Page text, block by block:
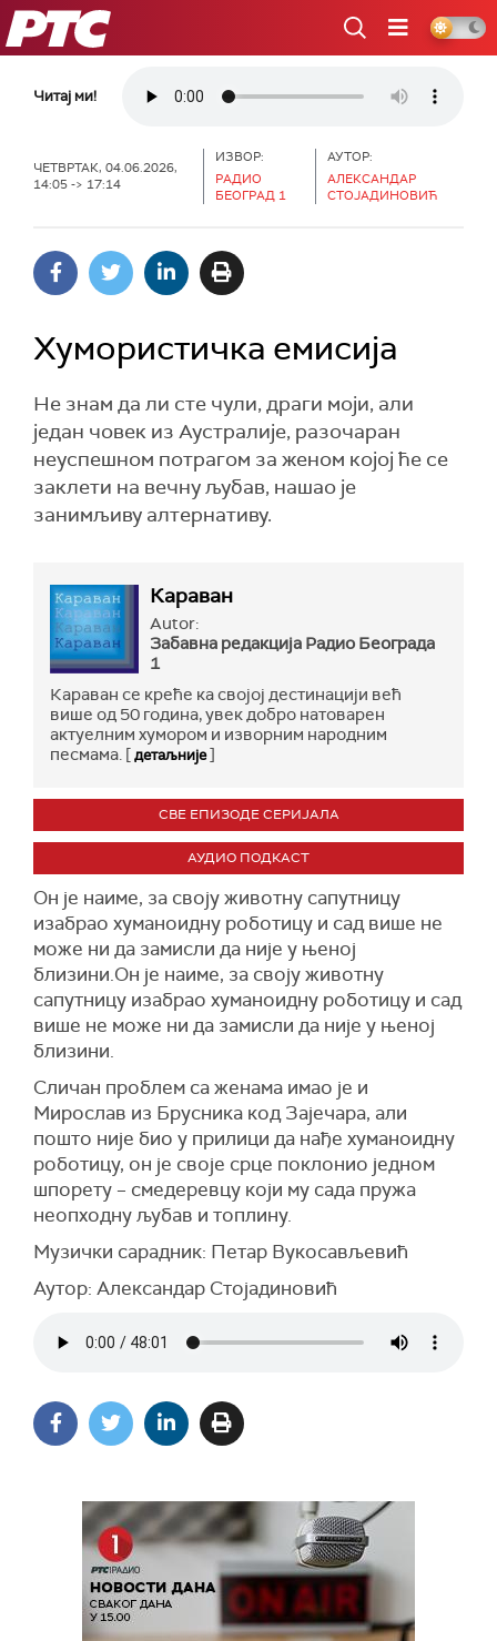
РТС
Читај ми!
ЧЕТВРТАК, 04.06.2026,
14:05 -> 17:14
ИЗВОР:
РАДИО
БЕОГРАД 1
АУТОР:
АЛЕКСАНДАР
СТОЈАДИНОВИЋ
Хумористичка емисија
Не знам да ли сте чули, драги моји, али
један човек из Аустралије, разочаран
неуспешном потрагом за женом којој ће се
заклети на вечну љубав, нашао је
занимљиву алтернативу.
Караван
Autor:
Забавна редакција Радио Бeограда
1
Караван се креће ка својој дестинацији већ
више од 50 година, увек добро натоварен
актуелним хумором и изворним народним
песмама. [детаљније]
СВЕ ЕПИЗОДЕ СЕРИЈАЛА
АУДИО ПОДКАСТ
Он је наиме, за своју животну сапутницу
изабрао хуманоидну роботицу и сад више не
може ни да замисли да није у њеној
близини.Он је наиме, за своју животну
сапутницу изабрао хуманоидну роботицу и сад
више не може ни да замисли да није у њеној
близини.
Сличан проблем са женама имао је и
Мирослав из Брусника код Зајечара, али
пошто није био у прилици да нађе хуманоидну
роботицу, он је своје срце поклонио једном
шпорету – смедеревцу који му сада пружа
неопходну љубав и топлину.
Музички сарадник: Петар Вукосављевић
Аутор: Александар Стојадиновић